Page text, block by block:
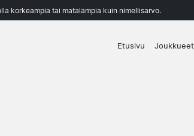
korkeampia tai matalampia kuin nimellisarvo.
Etusivu Joukkueet